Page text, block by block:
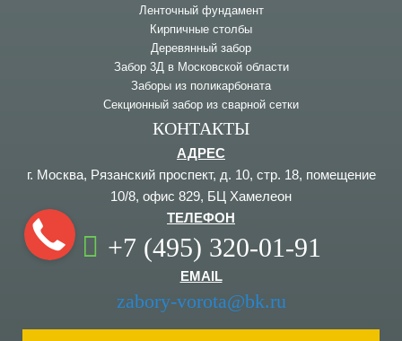
Ленточный фундамент
Кирпичные столбы
Деревянный забор
Забор 3Д в Московской области
Заборы из поликарбоната
Секционный забор из сварной сетки
КОНТАКТЫ
АДРЕС
г. Москва, Рязанский проспект, д. 10, стр. 18, помещение
10/8, офис 829, БЦ Хамелеон
ТЕЛЕФОН
+7 (495) 320-01-91
EMAIL
zabory-vorota@bk.ru